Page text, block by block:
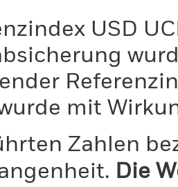
USD
mit
Zahlen
Die